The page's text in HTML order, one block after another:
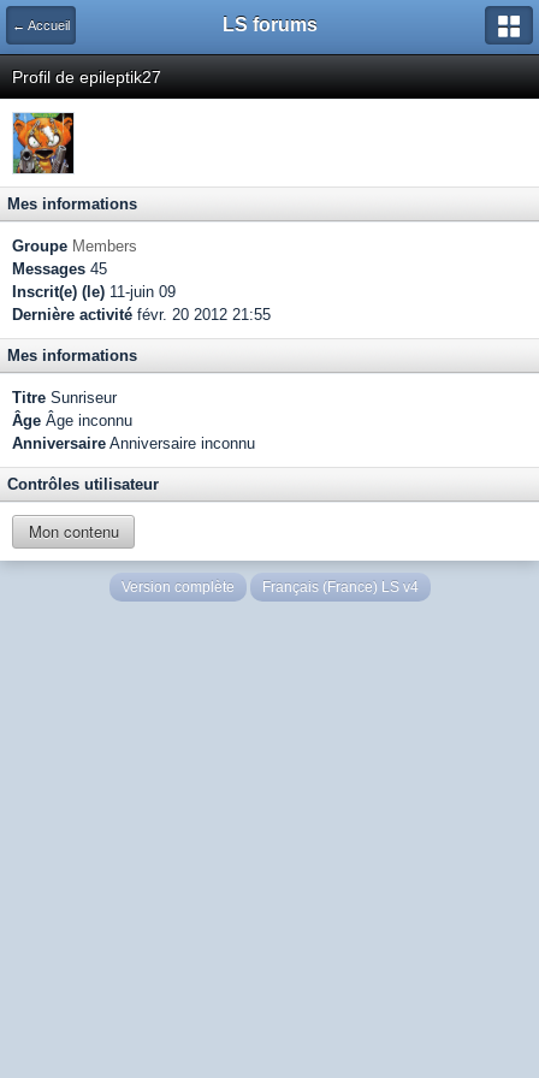
← Accueil LS forums
Profil de epileptik27
Mes informations
Groupe Members
Messages 45
Inscrit(e) (le) 11-juin 09
Dernière activité févr. 20 2012 21:55
Mes informations
Titre Sunriseur
Âge Âge inconnu
Anniversaire Anniversaire inconnu
Contrôles utilisateur
Mon contenu
Version complète Français (France) LS v4